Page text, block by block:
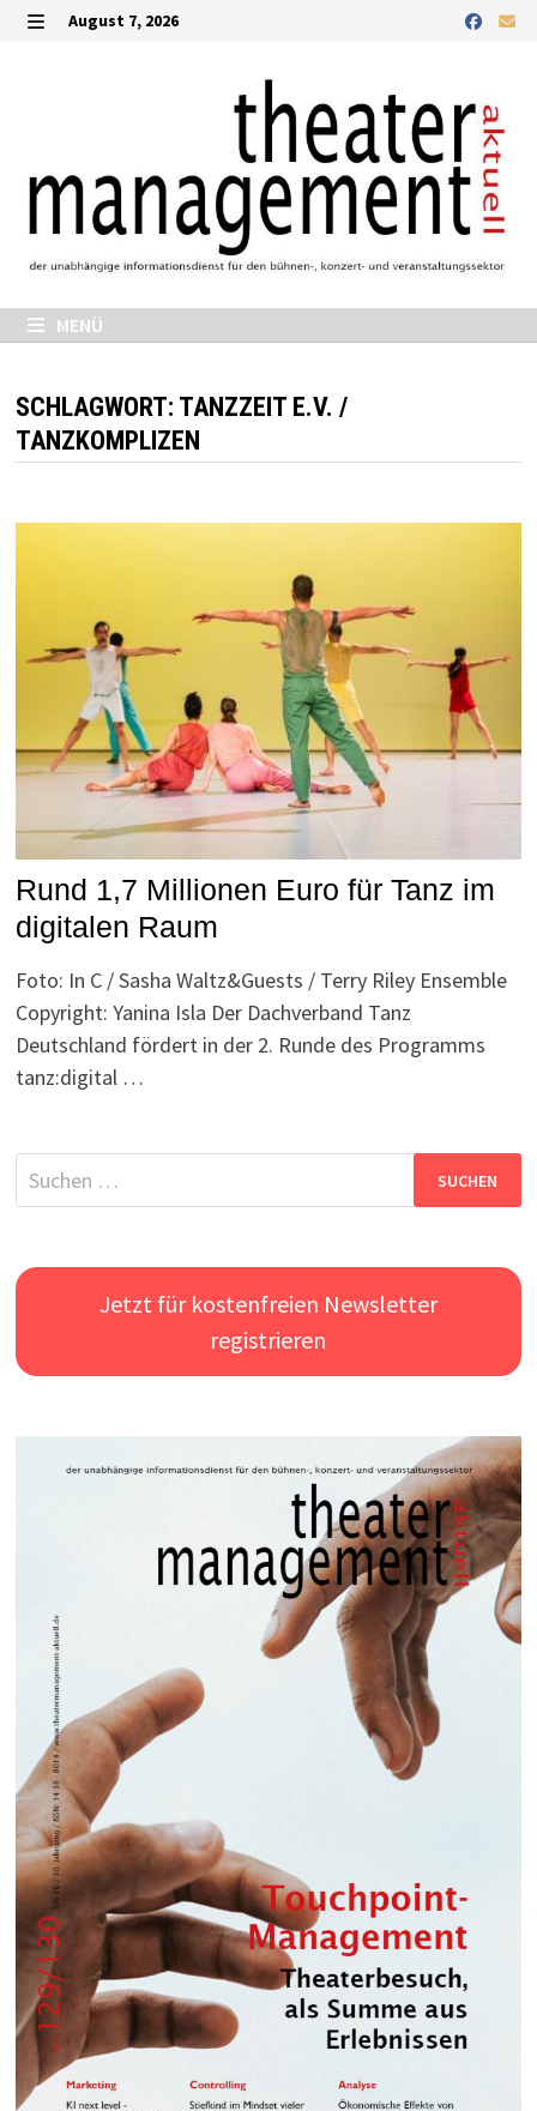
Zurück
August 7, 2026
MENÜ
SCHLAGWORT: TANZZEIT E.V. /
TANZKOMPLIZEN
Rund 1,7 Millionen Euro für Tanz im
digitalen Raum
Foto: In C / Sasha Waltz&Guests / Terry Riley Ensemble
Copyright: Yanina Isla Der Dachverband Tanz
Deutschland fördert in der 2. Runde des Programms
tanz:digital …
Suchen
nach:
Jetzt für kostenfreien Newsletter
registrieren